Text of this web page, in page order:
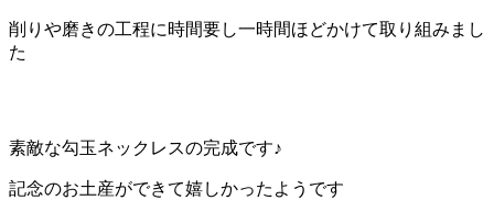
削りや磨きの工程に時間要し一時間ほどかけて取り組みまし
た
素敵な勾玉ネックレスの完成です♪
記念のお土産ができて嬉しかったようです